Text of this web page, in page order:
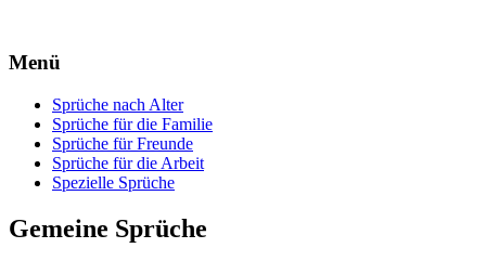
Menü
Zum
Inhalt
springen
Zum
Inhalt
springen
Sprüche nach Alter
Sprüche für die Familie
Sprüche für Freunde
Sprüche für die Arbeit
Spezielle Sprüche
Gemeine Sprüche